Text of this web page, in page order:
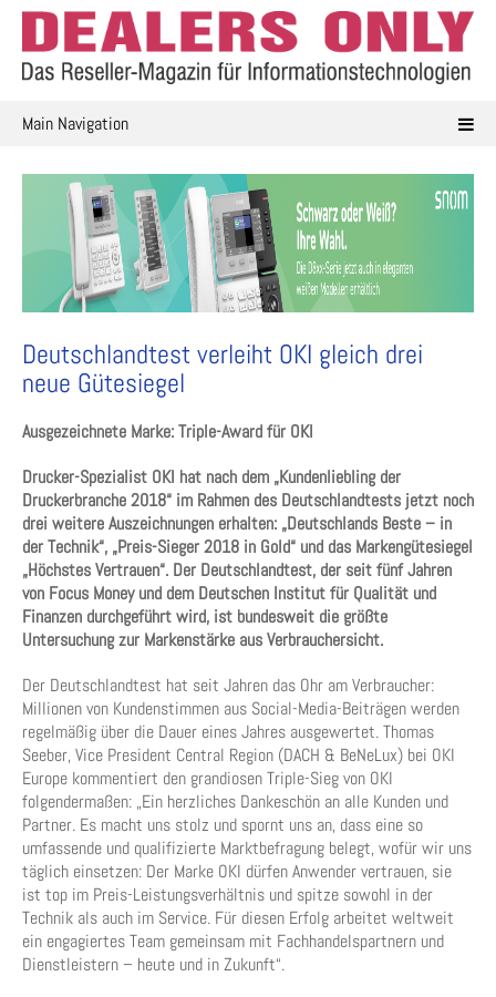
Skip
content
Main Navigation
Deutschlandtest verleiht OKI gleich drei
neue Gütesiegel
Ausgezeichnete Marke: Triple-Award für OKI
Drucker-Spezialist OKI hat nach dem „Kundenliebling der
Druckerbranche 2018“ im Rahmen des Deutschlandtests jetzt noch
drei weitere Auszeichnungen erhalten: „Deutschlands Beste – in
der Technik“, „Preis-Sieger 2018 in Gold“ und das Markengütesiegel
„Höchstes Vertrauen“. Der Deutschlandtest, der seit fünf Jahren
von Focus Money und dem Deutschen Institut für Qualität und
Finanzen durchgeführt wird, ist bundesweit die größte
Untersuchung zur Markenstärke aus Verbrauchersicht.
Der Deutschlandtest hat seit Jahren das Ohr am Verbraucher:
Millionen von Kundenstimmen aus Social-Media-Beiträgen werden
regelmäßig über die Dauer eines Jahres ausgewertet. Thomas
Seeber, Vice President Central Region (DACH & BeNeLux) bei OKI
Europe kommentiert den grandiosen Triple-Sieg von OKI
folgendermaßen: „Ein herzliches Dankeschön an alle Kunden und
Partner. Es macht uns stolz und spornt uns an, dass eine so
umfassende und qualifizierte Marktbefragung belegt, wofür wir uns
täglich einsetzen: Der Marke OKI dürfen Anwender vertrauen, sie
ist top im Preis-Leistungsverhältnis und spitze sowohl in der
Technik als auch im Service. Für diesen Erfolg arbeitet weltweit
ein engagiertes Team gemeinsam mit Fachhandelspartnern und
Dienstleistern – heute und in Zukunft“.